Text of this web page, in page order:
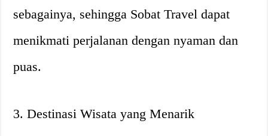
sebagainya, sehingga Sobat Travel dapat
menikmati perjalanan dengan nyaman dan
puas.
3. Destinasi Wisata yang Menarik